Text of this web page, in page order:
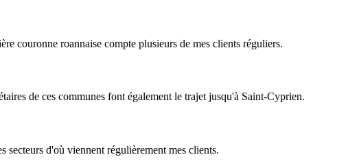
couronne roannaise compte plusieurs de mes clients réguliers.
de ces communes font également le trajet jusqu'à Saint-Cyprien.
secteurs d'où viennent régulièrement mes clients.